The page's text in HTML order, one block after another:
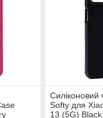
Силіконовий
Softy для
13 (5G) Black